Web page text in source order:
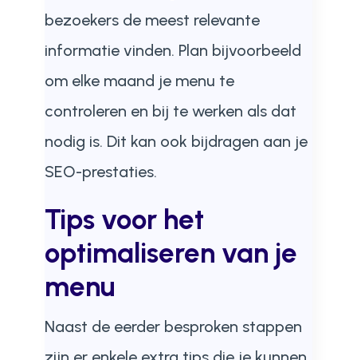
bezoekers de meest relevante
informatie vinden. Plan bijvoorbeeld
om elke maand je menu te
controleren en bij te werken als dat
nodig is. Dit kan ook bijdragen aan je
SEO-prestaties.
Tips voor het
optimaliseren van je
menu
Naast de eerder besproken stappen